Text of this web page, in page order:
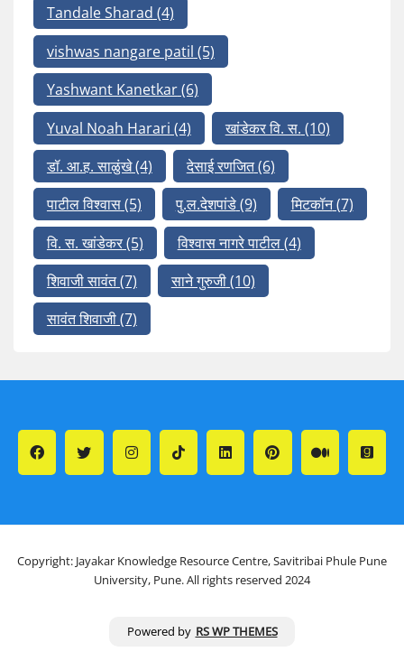
Tandale Sharad (4)
vishwas nangare patil (5)
Yashwant Kanetkar(6)
Yuval Noah Harari (4) खांडेकर वि. स. (10)
डॉ. आ.ह. साळुंखे(4) देसाई रणजित(6)
पाटील विश्वास(5) पु.ल.देशपांडे(9) मिटकॉन(7)
वि. स. खांडेकर(5) विश्वास नागरे पाटील(4)
शिवाजी सावंत(7) साने गुरुजी(10)
सावंत शिवाजी(7)
Copyright: Jayakar Knowledge Resource Centre, Savitribai Phule Pune
University, Pune. All rights reserved 2024
Powered by RS WP THEMES